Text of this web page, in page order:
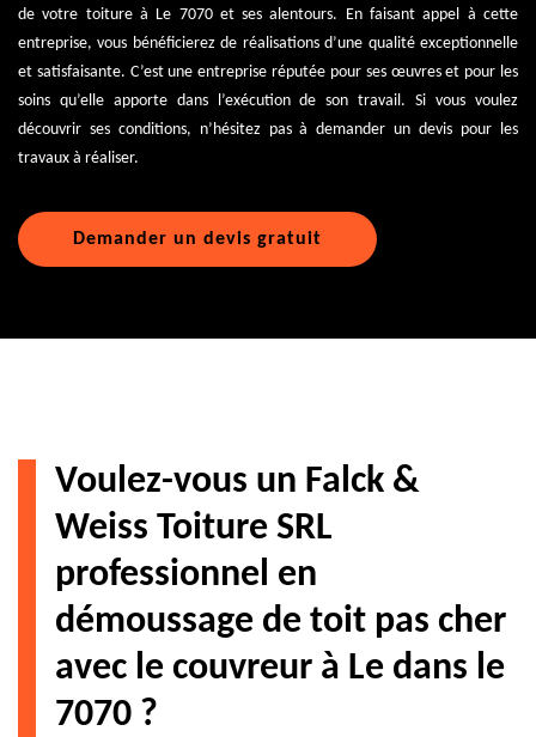
de votre toiture à Le 7070 et ses alentours. En faisant appel à cette
entreprise, vous bénéficierez de réalisations d’une qualité exceptionnelle
et satisfaisante. C’est une entreprise réputée pour ses œuvres et pour les
soins qu’elle apporte dans l’exécution de son travail. Si vous voulez
découvrir ses conditions, n’hésitez pas à demander un devis pour les
travaux à réaliser.
Demander un devis gratuit
Voulez-vous un Falck &
Weiss Toiture SRL
professionnel en
démoussage de toit pas cher
avec le couvreur à Le dans le
7070 ?